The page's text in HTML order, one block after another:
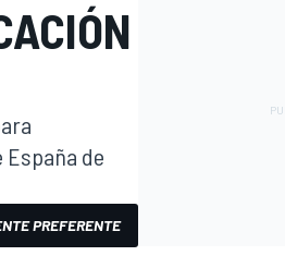
de
PREFERENTE